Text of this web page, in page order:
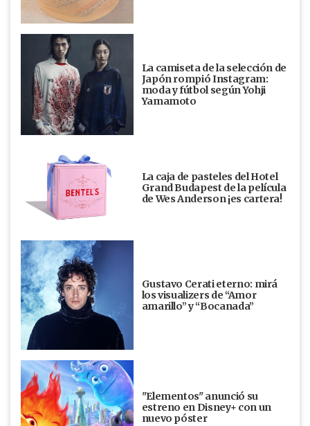
La camiseta de la selección de
Japón rompió Instagram:
moda y fútbol según Yohji
Yamamoto
La caja de pasteles del Hotel
Grand Budapest de la película
de Wes Anderson ¡es cartera!
Gustavo Cerati eterno: mirá
los visualizers de “Amor
amarillo” y “Bocanada”
"Elementos" anunció su
estreno en Disney+ con un
nuevo póster